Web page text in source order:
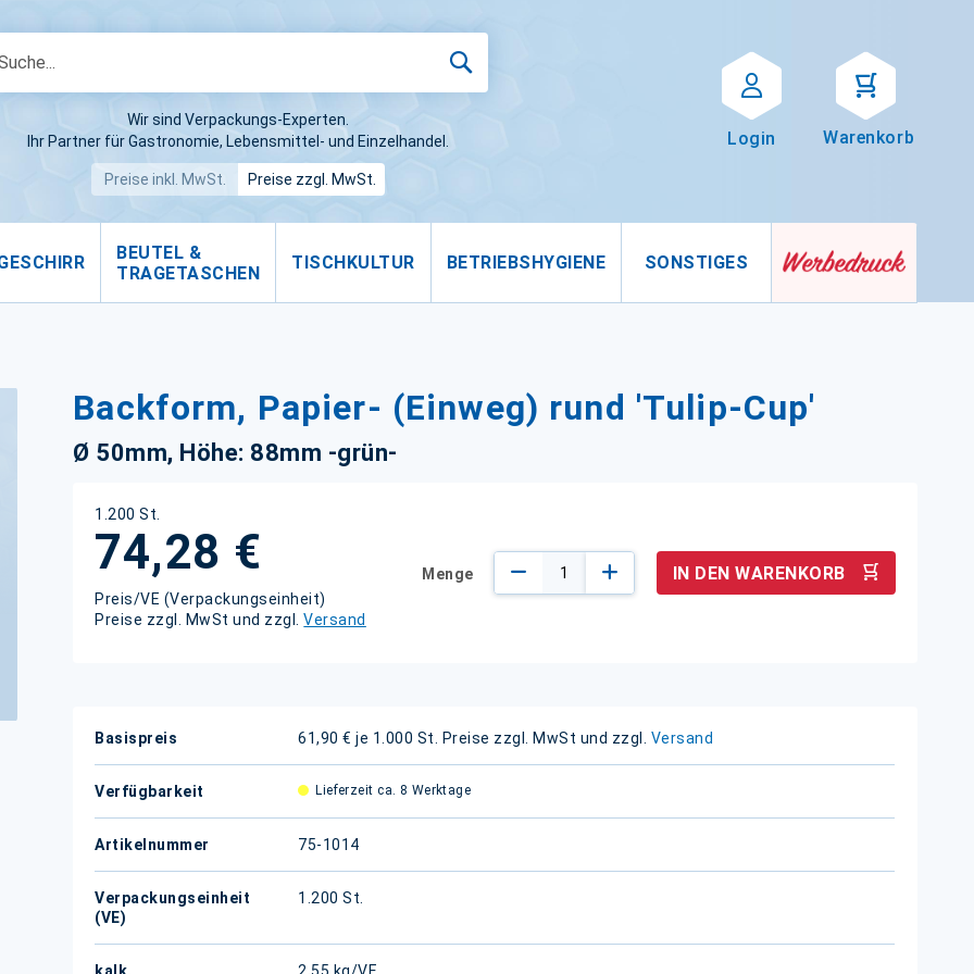
Wir sind Verpackungs-Experten.
Ihr Partner für Gastronomie, Lebensmittel- und Einzelhandel.
Preise inkl. MwSt. Preise zzgl. MwSt.
Login Warenkorb
BEUTEL &
TRAGETASCHEN
TISCHKULTUR BETRIEBSHYGIENE SONSTIGES
Backform, Papier- (Einweg) rund 'Tulip-Cup'
Ø 50mm, Höhe: 88mm -grün-
1.200 St.
74,28 €
Preis/VE (Verpackungseinheit)
Preise zzgl. MwSt und zzgl.Versand
Menge IN DEN WARENKORB
Weitere
Basispreis 61,90 € je 1.000 St. Preise zzgl. MwSt und zzgl. Versand
Verfügbarkeit Lieferzeit ca. 8 Werktage
Artikelnummer 75-1014
Verpackungseinheit
(VE)
1.200 St.